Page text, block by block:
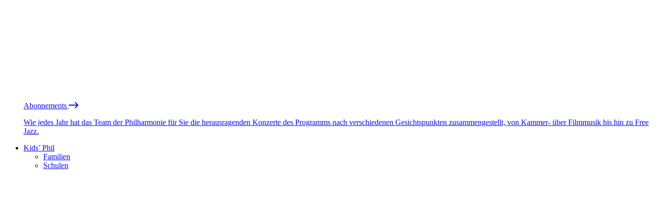
Abonnements
Wie jedes Jahr hat das Team der Philharmonie für Sie die herausragenden Konzerte des Programms nach verschiedenen Gesichtspunkten zusammengestellt, von Kammer- über Filmmusik bis hin zu Free
Jazz.
Kids’ Phil
Familien
Schulen